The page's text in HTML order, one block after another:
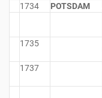
1734
POTSDAM
1735
1737